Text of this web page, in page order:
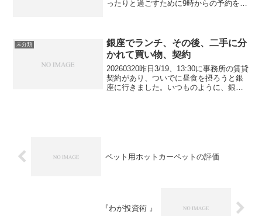
ったりと過ごすために9時からの予約を10
だ...
未分類
銀座でランチ、その後、二手に分
かれて買い物、契約
20260320昨日3/19、13:30に事務所の賃貸
契約があり、ついでに昼食を摂ろうと銀
座に行きました。いつものように、銀座
ペット用ホットカーペットの評価
『わが投資術 』